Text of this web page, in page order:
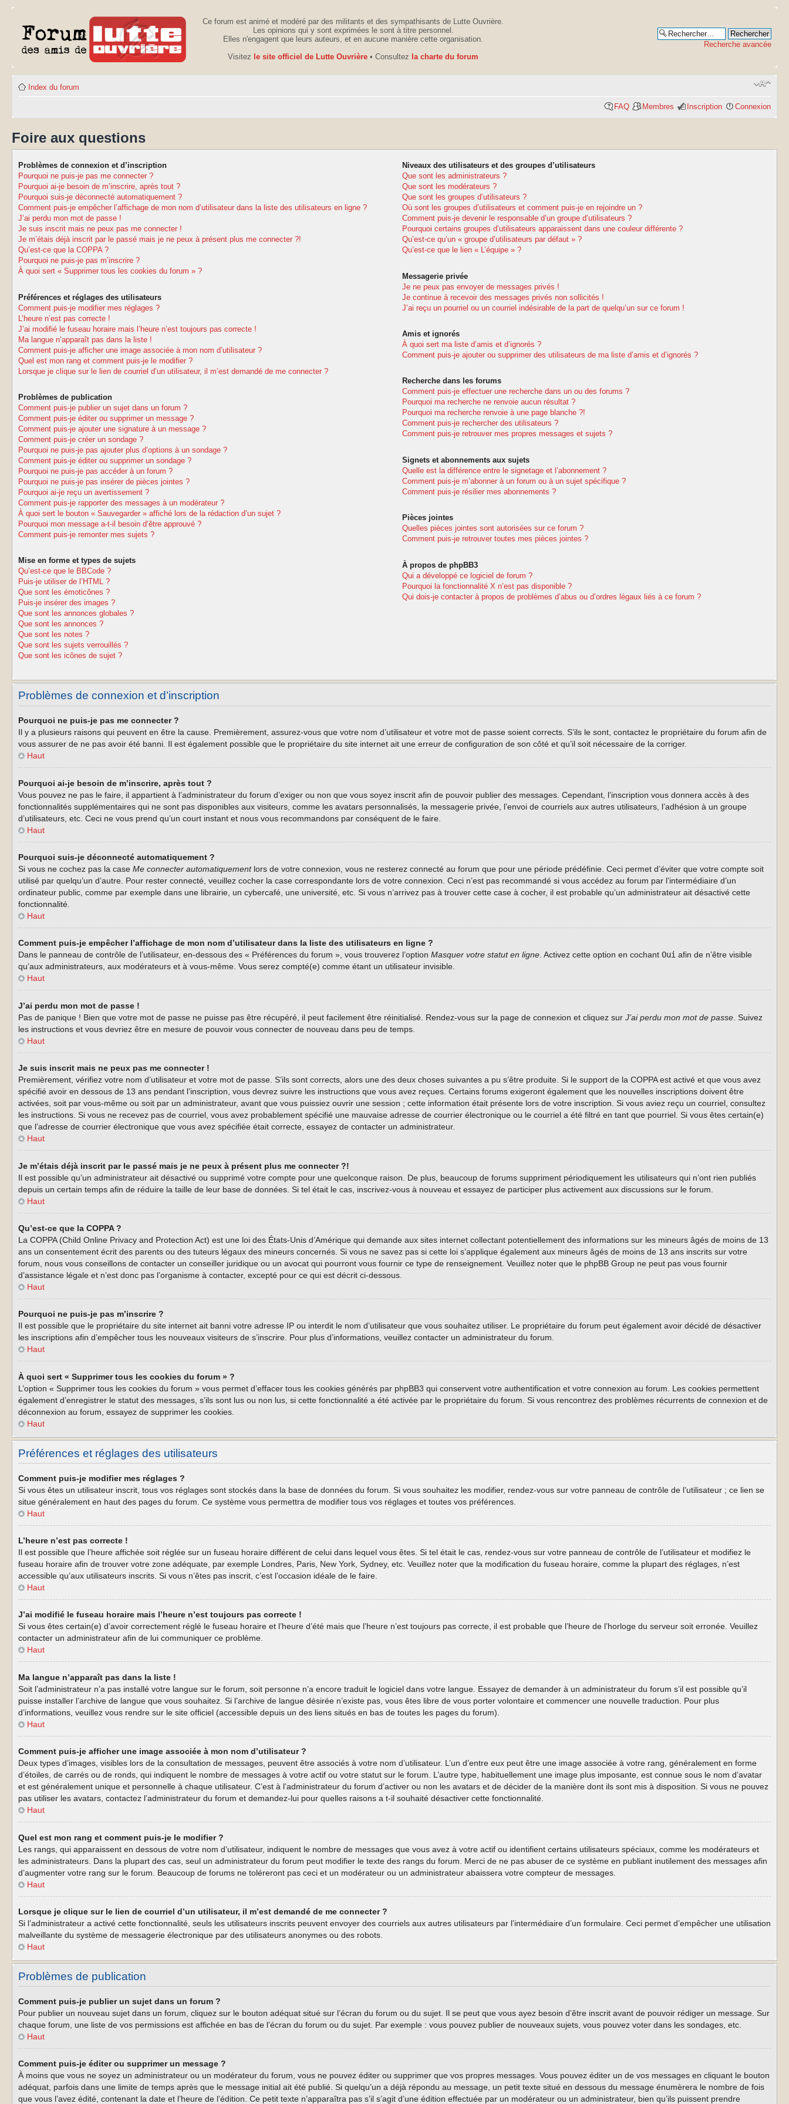
Ce forum est animé et modéré par des militants et des sympathisants de Lutte Ouvrière.
Les opinions qui y sont exprimées le sont à titre personnel.
Elles n'engagent que leurs auteurs, et en aucune manière cette organisation.
Visitez le site officiel de Lutte Ouvrière • Consultez la charte du forum
Recherche avancée
Index du forum
FAQ Membres Inscription Connexion
Foire aux questions
Problèmes de connexion et d’inscription
Pourquoi ne puis-je pas me connecter ?
Pourquoi ai-je besoin de m’inscrire, après tout ?
Pourquoi suis-je déconnecté automatiquement ?
Comment puis-je empêcher l’affichage de mon nom d’utilisateur dans la liste des utilisateurs en ligne ?
J’ai perdu mon mot de passe !
Je suis inscrit mais ne peux pas me connecter !
Je m’étais déjà inscrit par le passé mais je ne peux à présent plus me connecter ?!
Qu’est-ce que la COPPA ?
Pourquoi ne puis-je pas m’inscrire ?
À quoi sert « Supprimer tous les cookies du forum » ?
Préférences et réglages des utilisateurs
Comment puis-je modifier mes réglages ?
L’heure n’est pas correcte !
J’ai modifié le fuseau horaire mais l’heure n’est toujours pas correcte !
Ma langue n’apparaît pas dans la liste !
Comment puis-je afficher une image associée à mon nom d’utilisateur ?
Quel est mon rang et comment puis-je le modifier ?
Lorsque je clique sur le lien de courriel d’un utilisateur, il m’est demandé de me connecter ?
Problèmes de publication
Comment puis-je publier un sujet dans un forum ?
Comment puis-je éditer ou supprimer un message ?
Comment puis-je ajouter une signature à un message ?
Comment puis-je créer un sondage ?
Pourquoi ne puis-je pas ajouter plus d’options à un sondage ?
Comment puis-je éditer ou supprimer un sondage ?
Pourquoi ne puis-je pas accéder à un forum ?
Pourquoi ne puis-je pas insérer de pièces jointes ?
Pourquoi ai-je reçu un avertissement ?
Comment puis-je rapporter des messages à un modérateur ?
À quoi sert le bouton « Sauvegarder » affiché lors de la rédaction d’un sujet ?
Pourquoi mon message a-t-il besoin d’être approuvé ?
Comment puis-je remonter mes sujets ?
Mise en forme et types de sujets
Qu’est-ce que le BBCode ?
Puis-je utiliser de l’HTML ?
Que sont les émoticônes ?
Puis-je insérer des images ?
Que sont les annonces globales ?
Que sont les annonces ?
Que sont les notes ?
Que sont les sujets verrouillés ?
Que sont les icônes de sujet ?
Niveaux des utilisateurs et des groupes d’utilisateurs
Que sont les administrateurs ?
Que sont les modérateurs ?
Que sont les groupes d’utilisateurs ?
Où sont les groupes d’utilisateurs et comment puis-je en rejoindre un ?
Comment puis-je devenir le responsable d’un groupe d’utilisateurs ?
Pourquoi certains groupes d’utilisateurs apparaissent dans une couleur différente ?
Qu’est-ce qu’un « groupe d’utilisateurs par défaut » ?
Qu’est-ce que le lien « L’équipe » ?
Messagerie privée
Je ne peux pas envoyer de messages privés !
Je continue à recevoir des messages privés non sollicités !
J’ai reçu un pourriel ou un courriel indésirable de la part de quelqu’un sur ce forum !
Amis et ignorés
À quoi sert ma liste d’amis et d’ignorés ?
Comment puis-je ajouter ou supprimer des utilisateurs de ma liste d’amis et d’ignorés ?
Recherche dans les forums
Comment puis-je effectuer une recherche dans un ou des forums ?
Pourquoi ma recherche ne renvoie aucun résultat ?
Pourquoi ma recherche renvoie à une page blanche ?!
Comment puis-je rechercher des utilisateurs ?
Comment puis-je retrouver mes propres messages et sujets ?
Signets et abonnements aux sujets
Quelle est la différence entre le signetage et l’abonnement ?
Comment puis-je m’abonner à un forum ou à un sujet spécifique ?
Comment puis-je résilier mes abonnements ?
Pièces jointes
Quelles pièces jointes sont autorisées sur ce forum ?
Comment puis-je retrouver toutes mes pièces jointes ?
À propos de phpBB3
Qui a développé ce logiciel de forum ?
Pourquoi la fonctionnalité X n’est pas disponible ?
Qui dois-je contacter à propos de problèmes d’abus ou d’ordres légaux liés à ce forum ?
Problèmes de connexion et d’inscription
Pourquoi ne puis-je pas me connecter ?
Il y a plusieurs raisons qui peuvent en être la cause. Premièrement, assurez-vous que votre nom d’utilisateur et votre mot de passe soient corrects. S’ils le sont, contactez le propriétaire du forum afin de
vous assurer de ne pas avoir été banni. Il est également possible que le propriétaire du site internet ait une erreur de configuration de son côté et qu’il soit nécessaire de la corriger.
Haut
Pourquoi ai-je besoin de m’inscrire, après tout ?
Vous pouvez ne pas le faire, il appartient à l’administrateur du forum d’exiger ou non que vous soyez inscrit afin de pouvoir publier des messages. Cependant, l’inscription vous donnera accès à des
fonctionnalités supplémentaires qui ne sont pas disponibles aux visiteurs, comme les avatars personnalisés, la messagerie privée, l’envoi de courriels aux autres utilisateurs, l’adhésion à un groupe
d’utilisateurs, etc. Ceci ne vous prend qu’un court instant et nous vous recommandons par conséquent de le faire.
Haut
Pourquoi suis-je déconnecté automatiquement ?
Si vous ne cochez pas la case Me connecter automatiquementlors de votre connexion, vous ne resterez connecté au forum que pour une période prédéfinie. Ceci permet d’éviter que votre compte soit
utilisé par quelqu’un d’autre. Pour rester connecté, veuillez cocher la case correspondante lors de votre connexion. Ceci n’est pas recommandé si vous accédez au forum par l’intermédiaire d’un
ordinateur public, comme par exemple dans une librairie, un cybercafé, une université, etc. Si vous n’arrivez pas à trouver cette case à cocher, il est probable qu’un administrateur ait désactivé cette
fonctionnalité.
Haut
Comment puis-je empêcher l’affichage de mon nom d’utilisateur dans la liste des utilisateurs en ligne ?
Dans le panneau de contrôle de l’utilisateur, en-dessous des « Préférences du forum », vous trouverez l’option Masquer votre statut en ligne. Activez cette option en cochant Oui afin de n’être visible
qu’aux administrateurs, aux modérateurs et à vous-même. Vous serez compté(e) comme étant un utilisateur invisible.
Haut
J’ai perdu mon mot de passe !
Pas de panique ! Bien que votre mot de passe ne puisse pas être récupéré, il peut facilement être réinitialisé. Rendez-vous sur la page de connexion et cliquez sur J’ai perdu mon mot de passe . Suivez
les instructions et vous devriez être en mesure de pouvoir vous connecter de nouveau dans peu de temps.
Haut
Je suis inscrit mais ne peux pas me connecter !
Premièrement, vérifiez votre nom d’utilisateur et votre mot de passe. S’ils sont corrects, alors une des deux choses suivantes a pu s’être produite. Si le support de la COPPA est activé et que vous avez
spécifié avoir en dessous de 13 ans pendant l’inscription, vous devrez suivre les instructions que vous avez reçues. Certains forums exigeront également que les nouvelles inscriptions doivent être
activées, soit par vous-même ou soit par un administrateur, avant que vous puissiez ouvrir une session ; cette information était présente lors de votre inscription. Si vous aviez reçu un courriel, consultez
les instructions. Si vous ne recevez pas de courriel, vous avez probablement spécifié une mauvaise adresse de courrier électronique ou le courriel a été filtré en tant que pourriel. Si vous êtes certain(e)
que l’adresse de courrier électronique que vous avez spécifiée était correcte, essayez de contacter un administrateur.
Haut
Je m’étais déjà inscrit par le passé mais je ne peux à présent plus me connecter ?!
Il est possible qu’un administrateur ait désactivé ou supprimé votre compte pour une quelconque raison. De plus, beaucoup de forums suppriment périodiquement les utilisateurs qui n’ont rien publiés
depuis un certain temps afin de réduire la taille de leur base de données. Si tel était le cas, inscrivez-vous à nouveau et essayez de participer plus activement aux discussions sur le forum.
Haut
Qu’est-ce que la COPPA ?
La COPPA (Child Online Privacy and Protection Act) est une loi des États-Unis d’Amérique qui demande aux sites internet collectant potentiellement des informations sur les mineurs âgés de moins de 13
ans un consentement écrit des parents ou des tuteurs légaux des mineurs concernés. Si vous ne savez pas si cette loi s’applique également aux mineurs âgés de moins de 13 ans inscrits sur votre
forum, nous vous conseillons de contacter un conseiller juridique ou un avocat qui pourront vous fournir ce type de renseignement. Veuillez noter que le phpBB Group ne peut pas vous fournir
d’assistance légale et n’est donc pas l’organisme à contacter, excepté pour ce qui est décrit ci-dessous.
Haut
Pourquoi ne puis-je pas m’inscrire ?
Il est possible que le propriétaire du site internet ait banni votre adresse IP ou interdit le nom d’utilisateur que vous souhaitez utiliser. Le propriétaire du forum peut également avoir décidé de désactiver
les inscriptions afin d’empêcher tous les nouveaux visiteurs de s’inscrire. Pour plus d’informations, veuillez contacter un administrateur du forum.
Haut
À quoi sert « Supprimer tous les cookies du forum » ?
L’option « Supprimer tous les cookies du forum » vous permet d’effacer tous les cookies générés par phpBB3 qui conservent votre authentification et votre connexion au forum. Les cookies permettent
également d’enregistrer le statut des messages, s’ils sont lus ou non lus, si cette fonctionnalité a été activée par le propriétaire du forum. Si vous rencontrez des problèmes récurrents de connexion et de
déconnexion au forum, essayez de supprimer les cookies.
Haut
Préférences et réglages des utilisateurs
Comment puis-je modifier mes réglages ?
Si vous êtes un utilisateur inscrit, tous vos réglages sont stockés dans la base de données du forum. Si vous souhaitez les modifier, rendez-vous sur votre panneau de contrôle de l’utilisateur ; ce lien se
situe généralement en haut des pages du forum. Ce système vous permettra de modifier tous vos réglages et toutes vos préférences.
Haut
L’heure n’est pas correcte !
Il est possible que l’heure affichée soit réglée sur un fuseau horaire différent de celui dans lequel vous êtes. Si tel était le cas, rendez-vous sur votre panneau de contrôle de l’utilisateur et modifiez le
fuseau horaire afin de trouver votre zone adéquate, par exemple Londres, Paris, New York, Sydney, etc. Veuillez noter que la modification du fuseau horaire, comme la plupart des réglages, n’est
accessible qu’aux utilisateurs inscrits. Si vous n’êtes pas inscrit, c’est l’occasion idéale de le faire.
Haut
J’ai modifié le fuseau horaire mais l’heure n’est toujours pas correcte !
Si vous êtes certain(e) d’avoir correctement réglé le fuseau horaire et l’heure d’été mais que l’heure n’est toujours pas correcte, il est probable que l’heure de l’horloge du serveur soit erronée. Veuillez
contacter un administrateur afin de lui communiquer ce problème.
Haut
Ma langue n’apparaît pas dans la liste !
Soit l’administrateur n’a pas installé votre langue sur le forum, soit personne n’a encore traduit le logiciel dans votre langue. Essayez de demander à un administrateur du forum s’il est possible qu’il
puisse installer l’archive de langue que vous souhaitez. Si l’archive de langue désirée n’existe pas, vous êtes libre de vous porter volontaire et commencer une nouvelle traduction. Pour plus
d’informations, veuillez vous rendre sur le site officiel (accessible depuis un des liens situés en bas de toutes les pages du forum).
Haut
Comment puis-je afficher une image associée à mon nom d’utilisateur ?
Deux types d’images, visibles lors de la consultation de messages, peuvent être associés à votre nom d’utilisateur. L’un d’entre eux peut être une image associée à votre rang, généralement en forme
d’étoiles, de carrés ou de ronds, qui indiquent le nombre de messages à votre actif ou votre statut sur le forum. L’autre type, habituellement une image plus imposante, est connue sous le nom d’avatar
et est généralement unique et personnelle à chaque utilisateur. C’est à l’administrateur du forum d’activer ou non les avatars et de décider de la manière dont ils sont mis à disposition. Si vous ne pouvez
pas utiliser les avatars, contactez l’administrateur du forum et demandez-lui pour quelles raisons a t-il souhaité désactiver cette fonctionnalité.
Haut
Quel est mon rang et comment puis-je le modifier ?
Les rangs, qui apparaissent en dessous de votre nom d’utilisateur, indiquent le nombre de messages que vous avez à votre actif ou identifient certains utilisateurs spéciaux, comme les modérateurs et
les administrateurs. Dans la plupart des cas, seul un administrateur du forum peut modifier le texte des rangs du forum. Merci de ne pas abuser de ce système en publiant inutilement des messages afin
d’augmenter votre rang sur le forum. Beaucoup de forums ne toléreront pas ceci et un modérateur ou un administrateur abaissera votre compteur de messages.
Haut
Lorsque je clique sur le lien de courriel d’un utilisateur, il m’est demandé de me connecter ?
Si l’administrateur a activé cette fonctionnalité, seuls les utilisateurs inscrits peuvent envoyer des courriels aux autres utilisateurs par l’intermédiaire d’un formulaire. Ceci permet d’empêcher une utilisation
malveillante du système de messagerie électronique par des utilisateurs anonymes ou des robots.
Haut
Problèmes de publication
Comment puis-je publier un sujet dans un forum ?
Pour publier un nouveau sujet dans un forum, cliquez sur le bouton adéquat situé sur l’écran du forum ou du sujet. Il se peut que vous ayez besoin d’être inscrit avant de pouvoir rédiger un message. Sur
chaque forum, une liste de vos permissions est affichée en bas de l’écran du forum ou du sujet. Par exemple : vous pouvez publier de nouveaux sujets, vous pouvez voter dans les sondages, etc.
Haut
Comment puis-je éditer ou supprimer un message ?
À moins que vous ne soyez un administrateur ou un modérateur du forum, vous ne pouvez éditer ou supprimer que vos propres messages. Vous pouvez éditer un de vos messages en cliquant le bouton
adéquat, parfois dans une limite de temps après que le message initial ait été publié. Si quelqu’un a déjà répondu au message, un petit texte situé en dessous du message énumèrera le nombre de fois
que vous l’avez édité, contenant la date et l’heure de l’édition. Ce petit texte n’apparaîtra pas s’il s’agit d’une édition effectuée par un modérateur ou un administrateur, bien qu’ils puissent prendre